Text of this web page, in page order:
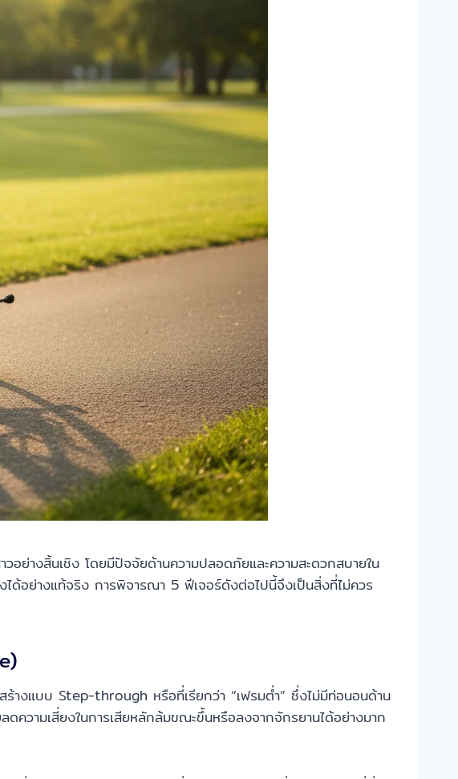
อย่างสิ้นเชิง โดยมีปัจจัยด้านความปลอดภัยและความสะดวกสบายใน
ได้อย่างแท้จริง การพิจารณา 5 ฟีเจอร์ดังต่อไปนี้จึงเป็นสิ่งที่ไม่ควร
างแบบ Step-through หรือที่เรียกว่า “เฟรมต่ำ” ซึ่งไม่มีท่อนอนด้าน
วามเสี่ยงในการเสียหลักล้มขณะขึ้นหรือลงจากจักรยานได้อย่างมาก